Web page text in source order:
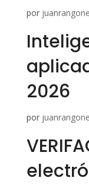
por juanrangone
2026
por juanrangone